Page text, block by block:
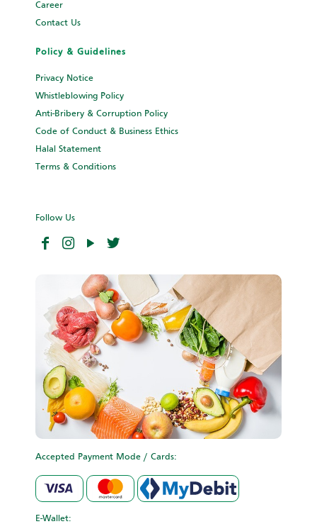
Career
Contact Us
Policy & Guidelines
Privacy Notice
Whistleblowing Policy
Anti-Bribery & Corruption Policy
Code of Conduct & Business Ethics
Halal Statement
Terms & Conditions
Follow Us
Accepted Payment Mode / Cards:
E-Wallet: